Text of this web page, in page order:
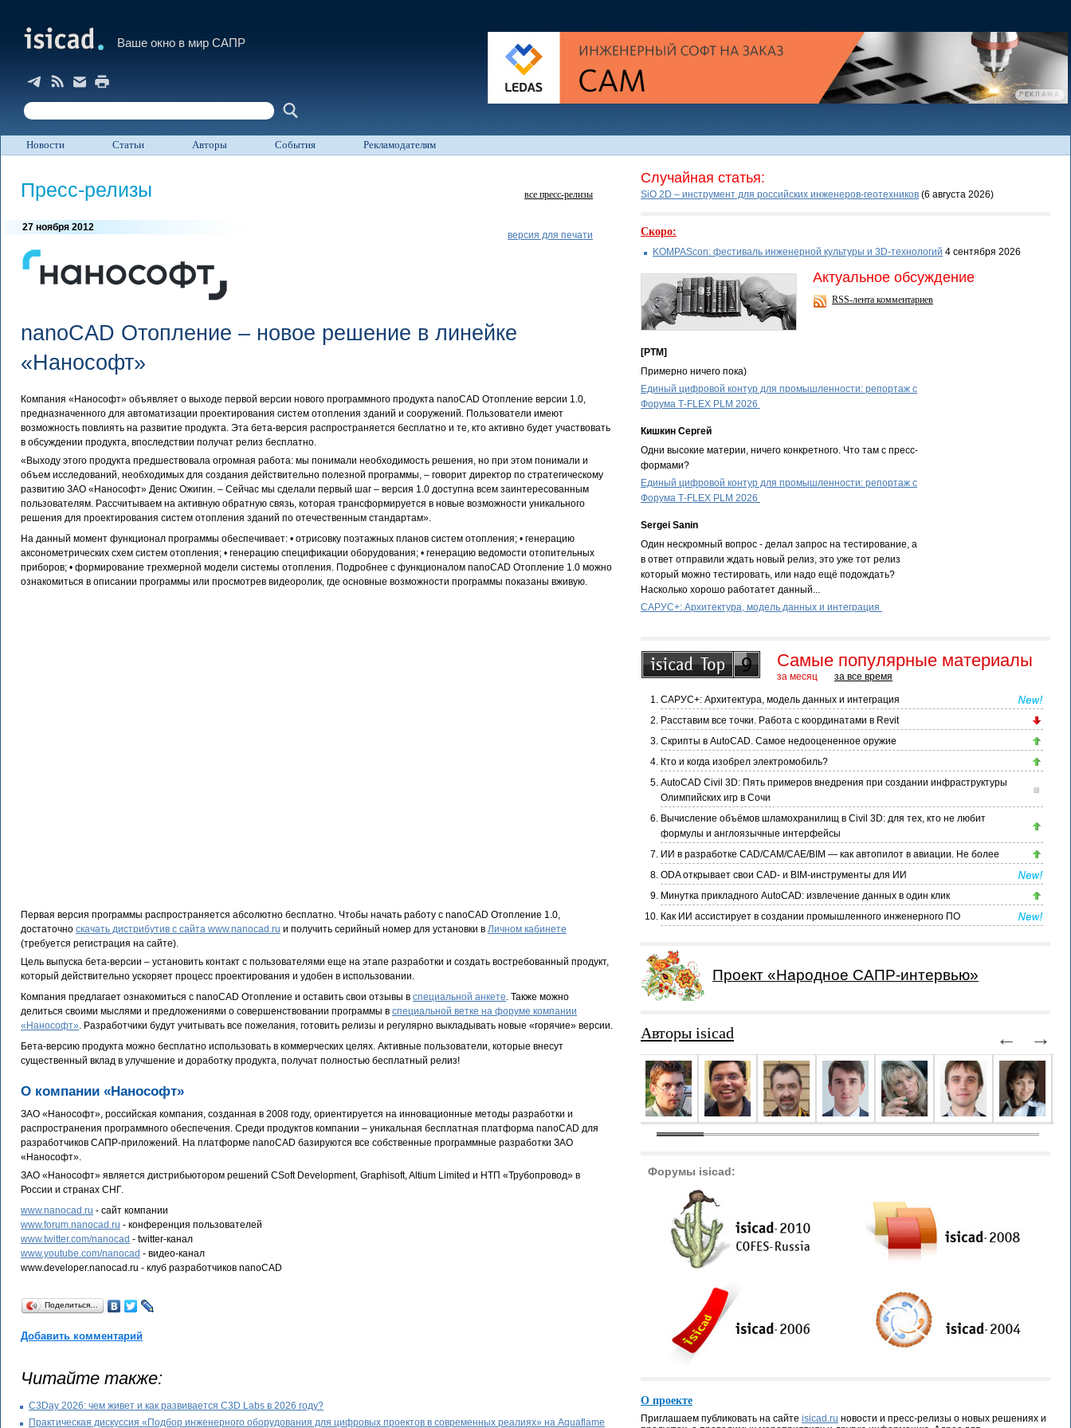
Ваше окно в мир САПР
Новости Статьи Авторы События Рекламодателям
все пресс-релизы
Пресс-релизы
версия для печати
27 ноября 2012
nanoCAD Отопление – новое решение в линейке
«Нанософт»
Компания «Нанософт» объявляет о выходе первой версии нового программного продукта nanoCAD Отопление версии 1.0,
предназначенного для автоматизации проектирования систем отопления зданий и сооружений. Пользователи имеют
возможность повлиять на развитие продукта. Эта бета-версия распространяется бесплатно и те, кто активно будет участвовать
в обсуждении продукта, впоследствии получат релиз бесплатно.
«Выходу этого продукта предшествовала огромная работа: мы понимали необходимость решения, но при этом понимали и
объем исследований, необходимых для создания действительно полезной программы, – говорит директор по стратегическому
развитию ЗАО «Нанософт» Денис Ожигин. – Сейчас мы сделали первый шаг – версия 1.0 доступна всем заинтересованным
пользователям. Рассчитываем на активную обратную связь, которая трансформируется в новые возможности уникального
решения для проектирования систем отопления зданий по отечественным стандартам».
На данный момент функционал программы обеспечивает: • отрисовку поэтажных планов систем отопления; • генерацию
аксонометрических схем систем отопления; • генерацию спецификации оборудования; • генерацию ведомости отопительных
приборов; • формирование трехмерной модели системы отопления. Подробнее с функционалом nanoCAD Отопление 1.0 можно
ознакомиться в описании программы или просмотрев видеоролик, где основные возможности программы показаны вживую.
Первая версия программы распространяется абсолютно бесплатно. Чтобы начать работу с nanoCAD Отопление 1.0,
достаточно скачать дистрибутив с сайта www.nanocad.ru и получить серийный номер для установки в Личном кабинете
(требуется регистрация на сайте).
Цель выпуска бета-версии – установить контакт с пользователями еще на этапе разработки и создать востребованный продукт,
который действительно ускоряет процесс проектирования и удобен в использовании.
Компания предлагает ознакомиться с nanoCAD Отопление и оставить свои отзывы в специальной анкете. Также можно
делиться своими мыслями и предложениями о совершенствовании программы в специальной ветке на форуме компании
«Нанософт». Разработчики будут учитывать все пожелания, готовить релизы и регулярно выкладывать новые «горячие» версии.
Бета-версию продукта можно бесплатно использовать в коммерческих целях. Активные пользователи, которые внесут
существенный вклад в улучшение и доработку продукта, получат полностью бесплатный релиз!
О компании «Нанософт»
ЗАО «Нанософт», российская компания, созданная в 2008 году, ориентируется на инновационные методы разработки и
распространения программного обеспечения. Среди продуктов компании – уникальная бесплатная платформа nanoCAD для
разработчиков САПР-приложений. На платформе nanoCAD базируются все собственные программные разработки ЗАО
«Нанософт».
ЗАО «Нанософт» является дистрибьютором решений CSoft Development, Graphisoft, Altium Limited и НТП «Трубопровод» в
России и странах СНГ.
www.nanocad.ru - сайт компании
www.forum.nanocad.ru - конференция пользователей
www.twitter.com/nanocad - twitter-канал
www.youtube.com/nanocad - видео-канал
www.developer.nanocad.ru - клуб разработчиков nanoCAD
Поделиться…
Добавить комментарий
Читайте также:
C3Day 2026: чем живет и как развивается C3D Labs в 2026 году?
Практическая дискуссия «Подбор инженерного оборудования для цифровых проектов в современных реалиях» на Aquaflame
Случайная статья:
SiO 2D – инструмент для российских инженеров-геотехников (6 августа 2026)
Скоро:
KOMPAScon: фестиваль инженерной культуры и 3D-технологий 4 сентября 2026
Актуальное обсуждение
RSS-лента комментариев
[PTM]
Примерно ничего пока)
Единый цифровой контур для промышленности: репортаж с
Форума T‑FLEX PLM 2026
Кишкин Сергей
Одни высокие материи, ничего конкретного. Что там с пресс-
формами?
Единый цифровой контур для промышленности: репортаж с
Форума T‑FLEX PLM 2026
Sergei Sanin
Один нескромный вопрос - делал запрос на тестирование, а
в ответ отправили ждать новый релиз, это уже тот релиз
который можно тестировать, или надо ещё подождать?
Насколько хорошо работатет данный...
САРУС+: Архитектура, модель данных и интеграция
Самые популярные материалы
за месяц за все время
САРУС+: Архитектура, модель данных и интеграция
Расставим все точки. Работа с координатами в Revit
Скрипты в AutoCAD. Самое недооцененное оружие
Кто и когда изобрел электромобиль?
AutoCAD Civil 3D: Пять примеров внедрения при создании инфраструктуры
Олимпийских игр в Сочи
Вычисление объёмов шламохранилищ в Civil 3D: для тех, кто не любит
формулы и англоязычные интерфейсы
ИИ в разработке CAD/CAM/CAE/BIM — как автопилот в авиации. Не более
ODA открывает свои CAD- и BIM-инструменты для ИИ
Минутка прикладного AutoCAD: извлечение данных в один клик
Как ИИ ассистирует в создании промышленного инженерного ПО
Проект «Народное САПР-интервью»
Авторы isicad ← →
Форумы isicad:
О проекте
Приглашаем публиковать на сайте isicad.ru новости и пресс-релизы о новых решениях и